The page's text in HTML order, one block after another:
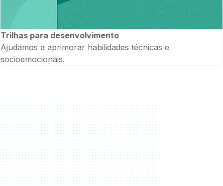
Trilhas para desenvolvimento
Ajudamos a aprimorar habilidades técnicas e
socioemocionais.